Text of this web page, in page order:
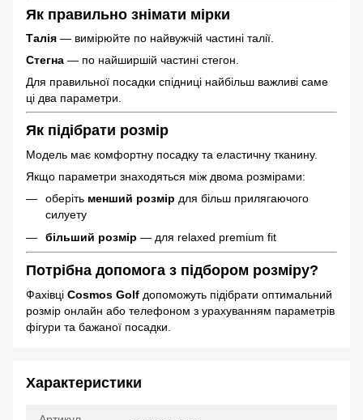
Як правильно знімати мірки
Талія — вимірюйте по найвужчій частині талії.
Стегна — по найширшій частині стегон.
Для правильної посадки спідниці найбільш важливі саме
ці два параметри.
Як підібрати розмір
Модель має комфортну посадку та еластичну тканину.
Якщо параметри знаходяться між двома розмірами:
оберіть менший розмір для більш прилягаючого
силуету
більший розмір — для relaxed premium fit
Потрібна допомога з підбором розміру?
Фахівці Cosmos Golf допоможуть підібрати оптимальний
розмір онлайн або телефоном з урахуванням параметрів
фігури та бажаної посадки.
Характеристики